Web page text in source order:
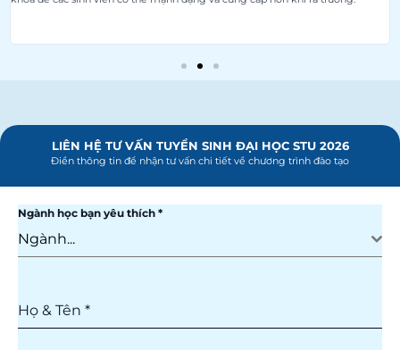
LIÊN HỆ TƯ VẤN TUYỂN SINH ĐẠI HỌC STU 2026
Điền thông tin để nhận tư vấn chi tiết về chương trình đào tạo
Ngành học bạn yêu thích *
Ngành...
Họ & Tên *